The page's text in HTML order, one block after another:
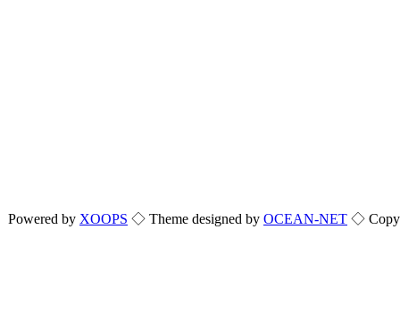
Powered by XOOPS ◇ Theme designed by OCEAN-NET ◇